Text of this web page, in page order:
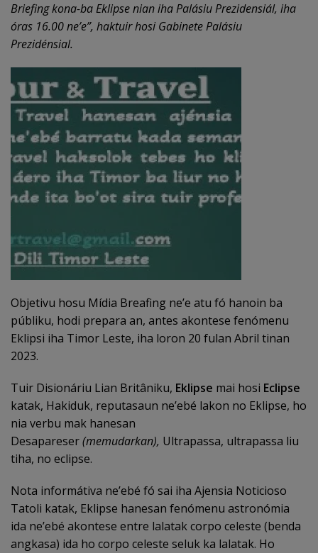
Briefing kona-ba Eklipse nian iha Palásiu Prezidensiál, iha
óras 16.00 ne’e”, haktuir hosi Gabinete Palásiu
Prezidénsial.
Objetivu hosu Mídia Breafing ne’e atu fó hanoin ba
públiku, hodi prepara an, antes akontese fenómenu
Eklipsi iha Timor Leste, iha loron 20 fulan Abril tinan
2023.
Tuir Disionáriu Lian Britâniku, Eklipse mai hosi Eclipse
katak, Hakiduk, reputasaun ne’ebé lakon no Eklipse, ho
nia verbu mak hanesan
Desapareser(memudarkan), Ultrapassa, ultrapassa liu
tiha, no eclipse.
Nota informátiva ne’ebé fó sai iha Ajensia Noticioso
Tatoli katak, Eklipse hanesan fenómenu astronómia
ida ne’ebé akontese entre lalatak corpo celeste (benda
angkasa) ida ho corpo celeste seluk ka lalatak. Ho